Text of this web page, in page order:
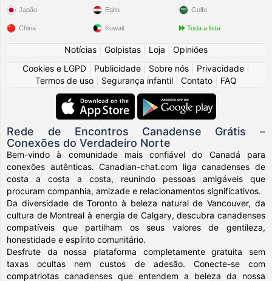
Japão
China
Egito
Kuwait
Golfo
Toda a lista
Notícias Golpistas Loja
Opiniões
Cookies e LGPD
Publicidade Sobre nós Privacidade
Termos de uso
Segurança infantil Contato FAQ
Rede de Encontros Canadense Grátis –
Conexões do Verdadeiro Norte
Bem-vindo à comunidade mais confiável do Canadá para
conexões autênticas. Canadian-chat.com liga canadenses de
costa a costa a costa, reunindo pessoas amigáveis que
procuram companhia, amizade e relacionamentos significativos.
Da diversidade de Toronto à beleza natural de Vancouver, da
cultura de Montreal à energia de Calgary, descubra canadenses
compatíveis que partilham os seus valores de gentileza,
honestidade e espírito comunitário.
Desfrute da nossa plataforma completamente gratuita sem
taxas ocultas nem custos de adesão. Conecte-se com
compatriotas canadenses que entendem a beleza da nossa